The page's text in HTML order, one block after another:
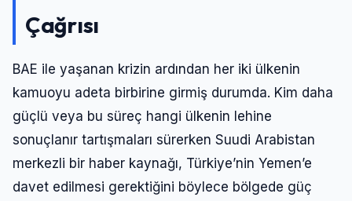
Çağrısı
BAE ile yaşanan krizin ardından her iki ülkenin
kamuoyu adeta birbirine girmiş durumda. Kim daha
güçlü veya bu süreç hangi ülkenin lehine
sonuçlanır tartışmaları sürerken Suudi Arabistan
merkezli bir haber kaynağı, Türkiye’nin Yemen’e
davet edilmesi gerektiğini böylece bölgede güç